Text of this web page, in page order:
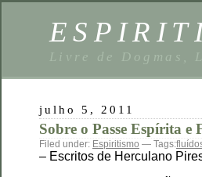
Livre de Dogmas,
julho 5, 2011
Sobre o Passe Espírita e
Filed under: Espiritismo — Tags:
– Escritos de Herculano